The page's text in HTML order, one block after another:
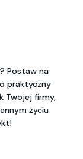
Postaw na
praktyczny
Twojej firmy,
życiu